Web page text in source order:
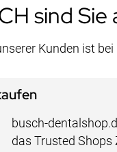
sind
Kunden ist
busch-
das Trusted Shops